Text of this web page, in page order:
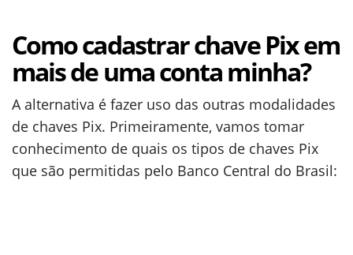
Como cadastrar chave Pix em
mais de uma conta minha?
A alternativa é fazer uso das outras modalidades
de chaves Pix. Primeiramente, vamos tomar
conhecimento de quais os tipos de chaves Pix
que são permitidas pelo Banco Central do Brasil: